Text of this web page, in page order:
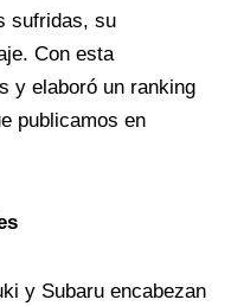
sufridas, su
Con esta
y elaboró un ranking
publicamos en
y Subaru encabezan